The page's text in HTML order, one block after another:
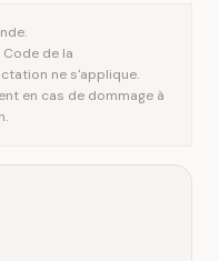
de la
ne s'applique.
en cas de dommage à